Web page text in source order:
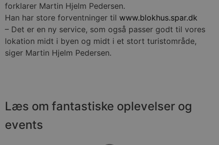
forklarer Martin Hjelm Pedersen.
Han har store forventninger til www.blokhus.spar.dk
– Det er en ny service, som også passer godt til vores
lokation midt i byen og midt i et stort turistområde,
siger Martin Hjelm Pedersen.
Læs om fantastiske oplevelser og
events